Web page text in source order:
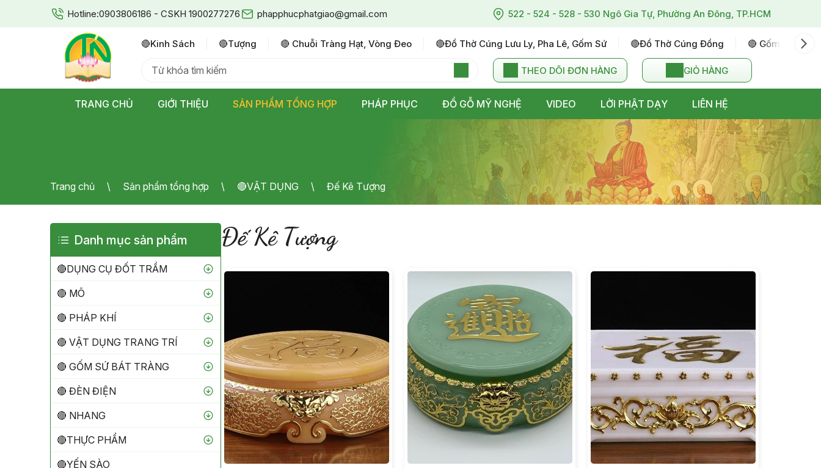
Hotline:0903806186 - CSKH 1900277276 phapphucphatgiao@gmail.com 522 - 524 - 528 - 530 Ngô Gia Tự, Phường An Đông, TP.HCM
🔴kinh Sách 🔴tượng 🔴 Chuỗi Tràng Hạt, Vòng Đeo 🔴đồ Thờ Cúng Lưu Ly, Pha Lê, Gốm Sứ 🔴đồ Thờ Cúng Đồng 🔴 Gốm Sứ Bát
THEO DÕI ĐƠN HÀNG GIỎ HÀNG
TRANG CHỦ GIỚI THIỆU SẢN PHẨM TỔNG HỢP PHÁP PHỤC ĐỒ GỖ MỸ NGHỆ VIDEO LỜI PHẬT DẠY LIÊN HỆ
Trang chủ Sản phẩm tổng hợp 🔴VẬT DỤNG Đế Kê Tượng
Danh mục sản phẩm
🔴DỤNG CỤ ĐỐT TRẦM
🔴 MÕ
🔴 PHÁP KHÍ
🔴 VẬT DỤNG TRANG TRÍ
🔴 GỐM SỨ BÁT TRÀNG
🔴 ĐÈN ĐIỆN
🔴 NHANG
🔴THỰC PHẨM
🔴YẾN SÀO
Đế Kê Tượng